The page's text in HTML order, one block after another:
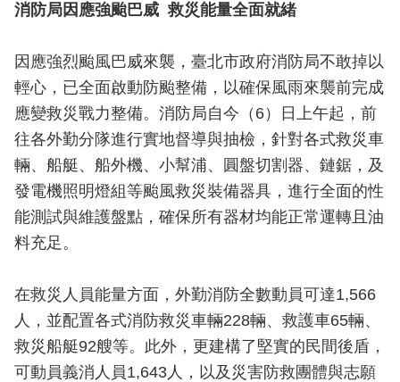
育
下
載
專
區
民
力
園
地
府
資
訊
公
開
消防局因應強颱巴威 救災能量全面就緒
因應強烈颱風巴威來襲，臺北市政府消防局不敢掉以
輕心，已全面啟動防颱整備，以確保風雨來襲前完成
應變救災戰力整備。消防局自今（6）日上午起，前
往各外勤分隊進行實地督導與抽檢，針對各式救災車
輛、船艇、船外機、小幫浦、圓盤切割器、鏈鋸，及
發電機照明燈組等颱風救災裝備器具，進行全面的性
能測試與維護盤點，確保所有器材均能正常運轉且油
料充足。
在救災人員能量方面，外勤消防全數動員可達1,566
人，並配置各式消防救災車輛228輛、救護車65輛、
救災船艇92艘等。此外，更建構了堅實的民間後盾，
可動員義消人員1,643人，以及災害防救團體與志願